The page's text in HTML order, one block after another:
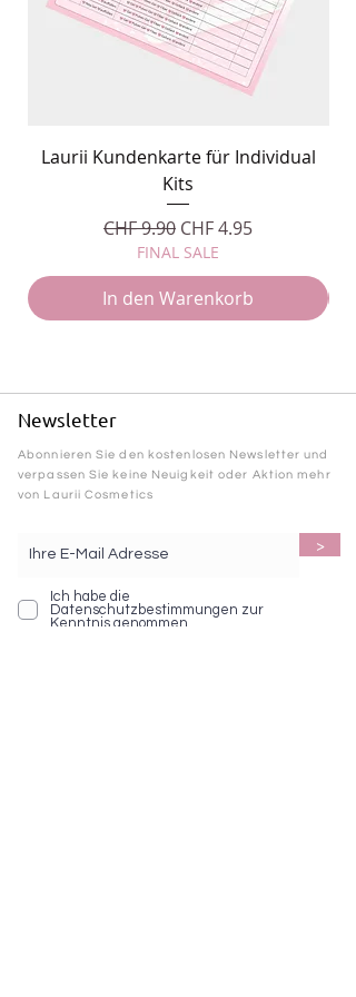
Laurii Kundenkarte für Individual
Kits
Standardpreis
CHF 9.90 Sale-Preis
CHF 4.95
FINAL SALE
In den Warenkorb
Abonnieren Sie den kostenlosen Newsletter und
verpassen Sie keine Neuigkeit oder Aktion mehr
von Laurii Cosmetics
Newsletter
>
Ich habe die
Datenschutzbestimmungen zur
Kenntnis genommen.